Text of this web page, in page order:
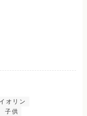
オリン
子供